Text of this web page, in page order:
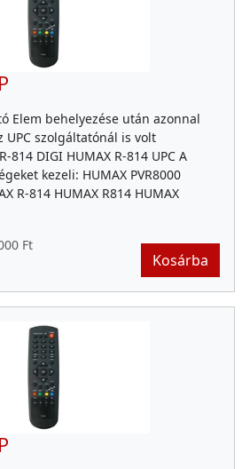
Elem behelyezése után azonnal
UPC szolgáltatónál is volt
814 DIGI HUMAX R-814 UPC A
kezeli: HUMAX PVR8000
R-814 HUMAX R814 HUMAX
Ft
Kosárba